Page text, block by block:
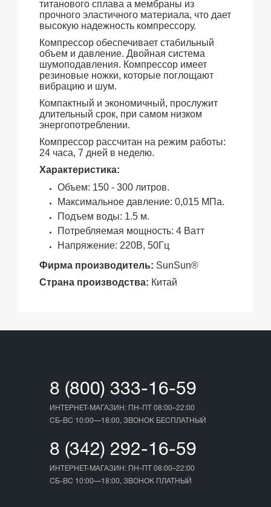
титанового сплава а мембраны из
прочного эластичного материала, что дает
высокую надежность компрессору.
Компрессор обеспечивает стабильный
объем и давление. Двойная система
шумоподавления. Компрессор имеет
резиновые ножки, которые поглощают
вибрацию и шум.
Компактный и экономичный, прослужит
длительный срок, при самом низком
энергопотреблении.
Компрессор рассчитан на режим работы:
24 часа, 7 дней в неделю.
Характеристика:
Объем: 150 - 300 литров.
Максимальное давление: 0,015 МПа.
Подъем воды: 1.5 м.
Потребляемая мощность: 4 Ватт
Напряжение: 220В, 50Гц
Фирма производитель: SunSun®
Страна производства: Китай
8 (800) 333-16-59
ИНТЕРНЕТ-МАГАЗИН: ПН-ПТ 08:00–22:00
СБ-ВС 10:00—18:00, ЗВОНОК БЕСПЛАТНЫЙ
8 (342) 292-16-59
ИНТЕРНЕТ-МАГАЗИН: ПН-ПТ 08:00–22:00
СБ-ВС 10:00—18:00, ЗВОНОК ПЛАТНЫЙ